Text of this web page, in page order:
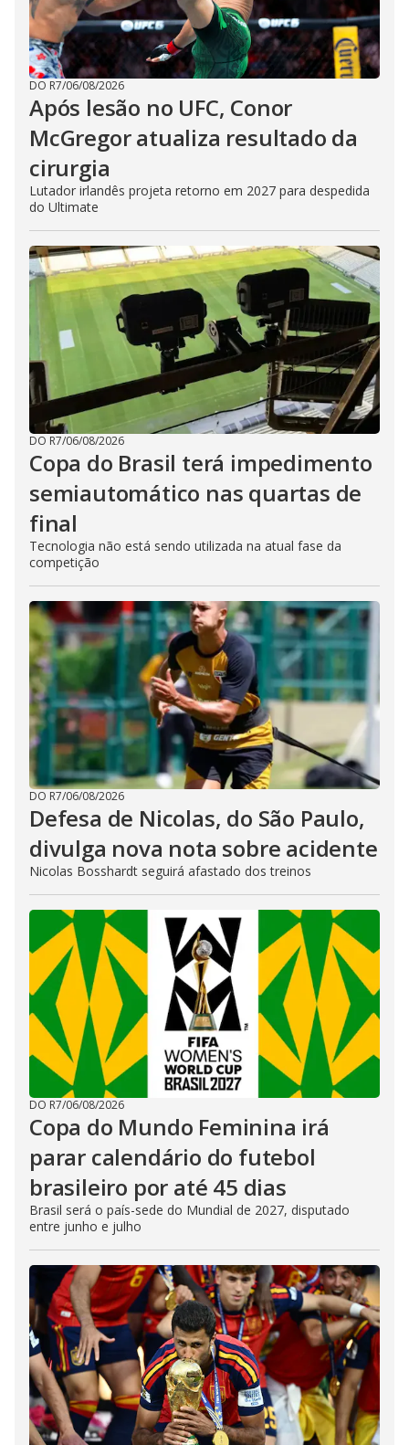
DO R7/06/08/2026
Após lesão no UFC, Conor
McGregor atualiza resultado da
cirurgia
Lutador irlandês projeta retorno em 2027 para despedida
do Ultimate
DO R7/06/08/2026
Copa do Brasil terá impedimento
semiautomático nas quartas de
final
Tecnologia não está sendo utilizada na atual fase da
competição
DO R7/06/08/2026
Defesa de Nicolas, do São Paulo,
divulga nova nota sobre acidente
Nicolas Bosshardt seguirá afastado dos treinos
DO R7/06/08/2026
Copa do Mundo Feminina irá
parar calendário do futebol
brasileiro por até 45 dias
Brasil será o país-sede do Mundial de 2027, disputado
entre junho e julho